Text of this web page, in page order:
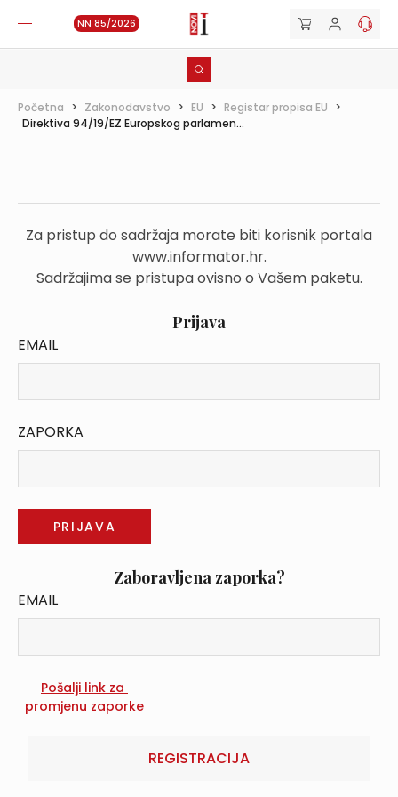
NN 85/2026
Početna > Zakonodavstvo > EU > Registar propisa EU >
Direktiva 94/19/EZ Europskog parlamen...
Za pristup do sadržaja morate biti korisnik portala
www.informator.hr.
Sadržajima se pristupa ovisno o Vašem paketu.
Prijava
EMAIL
ZAPORKA
Zaboravljena zaporka?
EMAIL
REGISTRACIJA